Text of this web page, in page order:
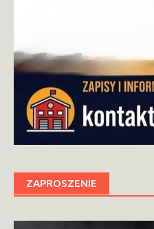
ZAPROSZENIE